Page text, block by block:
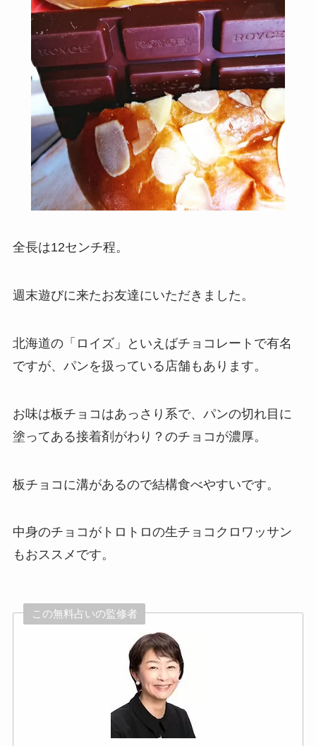
全長は12センチ程。
週末遊びに来たお友達にいただきました。
北海道の「ロイズ」といえばチョコレートで有名
ですが、パンを扱っている店舗もあります。
お味は板チョコはあっさり系で、パンの切れ目に
塗ってある接着剤がわり？のチョコが濃厚。
板チョコに溝があるので結構食べやすいです。
中身のチョコがトロトロの生チョコクロワッサン
もおススメです。
この無料占いの監修者